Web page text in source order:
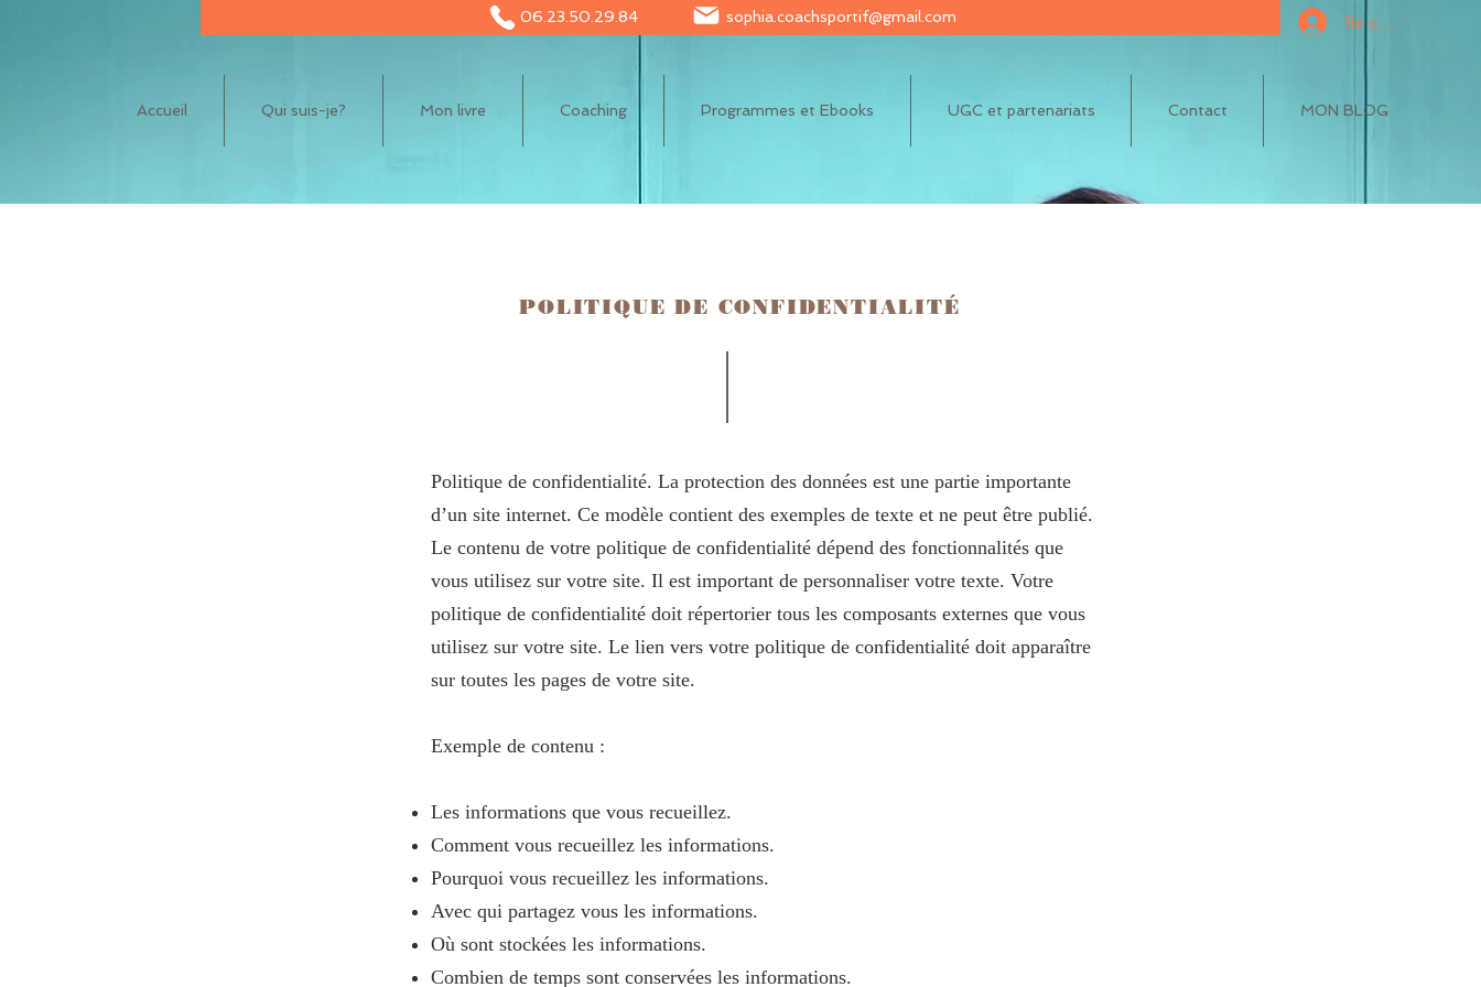
Accueil Qui suis-je? Mon livre Coaching Programmes et Ebooks UGC et partenariats Contact MON BLOG
06.23.50.29.84 sophia.coachsportif@gmail.com Se connecter
POLITIQUE DE CONFIDENTIALITÉ
Politique de confidentialité. La protection des données est une partie importante
d’un site internet. Ce modèle contient des exemples de texte et ne peut être publié.
Le contenu de votre politique de confidentialité dépend des fonctionnalités que
vous utilisez sur votre site. Il est important de personnaliser votre texte. Votre
politique de confidentialité doit répertorier tous les composants externes que vous
utilisez sur votre site. Le lien vers votre politique de confidentialité doit apparaître
sur toutes les pages de votre site.
Exemple de contenu :
Les informations que vous recueillez.
Comment vous recueillez les informations.
Pourquoi vous recueillez les informations.
Avec qui partagez vous les informations.
Où sont stockées les informations.
Combien de temps sont conservées les informations.